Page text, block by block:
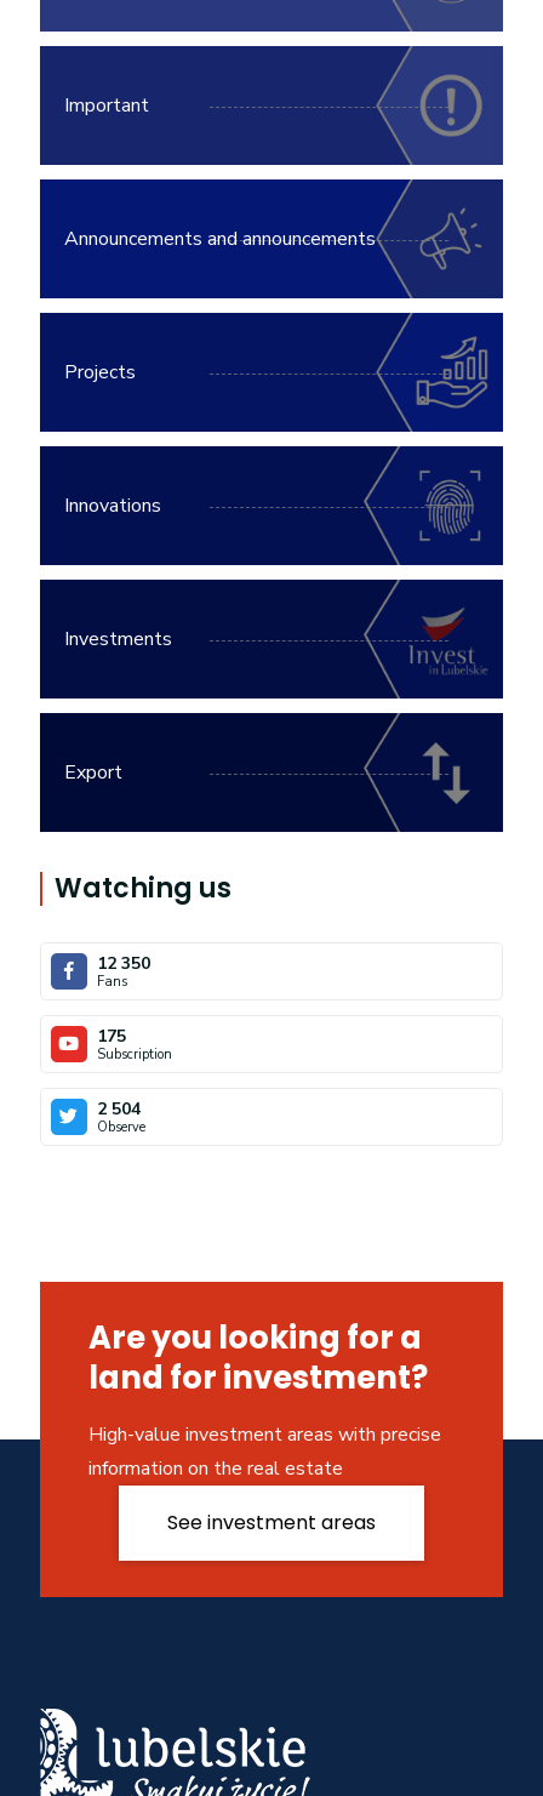
Important
Announcements and announcements
Projects
Innovations
Investments
Export
Watching us
12 350
Fans
175
Subscription
2 504
Observe
Are you looking for a
land for investment?
High-value investment areas with precise
information on the real estate
See investment areas